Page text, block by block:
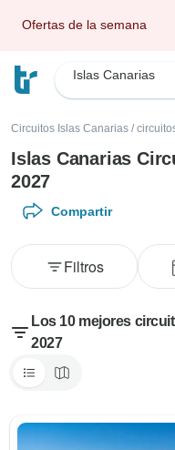
Ofertas de la semana
Islas Canarias
Circuitos Islas Canarias /
Islas Canarias
2027
Compartir
Filtros
Los 10 mejores
2027